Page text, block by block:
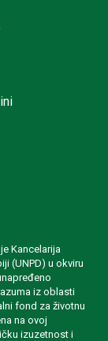
Kancelarija
(UNPD) u okviru
iz oblasti
fond za životnu
na ovoj
izuzetnost i